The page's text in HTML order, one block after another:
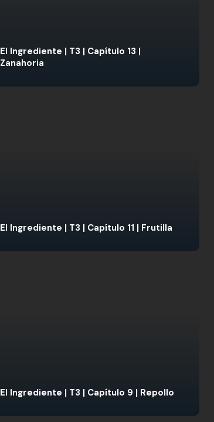
El Ingrediente | T3 | Capítulo 13 |
Zanahoria
El Ingrediente | T3 | Capítulo 11 | Frutilla
El Ingrediente | T3 | Capítulo 9 | Repollo